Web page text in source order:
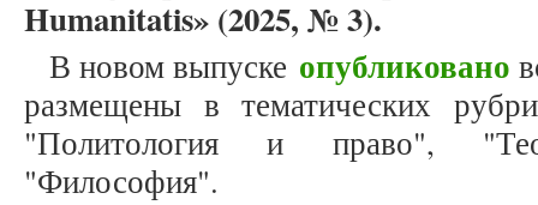
Humanitatis» (2025, № 3).
В новом выпуске опубликовано
размещены в тематических
"Политология и право",
"Философия".